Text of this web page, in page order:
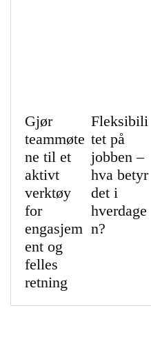
Gjør
teammøte
ne til et
aktivt
verktøy
for
engasjem
ent og
felles
retning
Fleksibili
tet på
jobben –
hva betyr
det i
hverdage
n?